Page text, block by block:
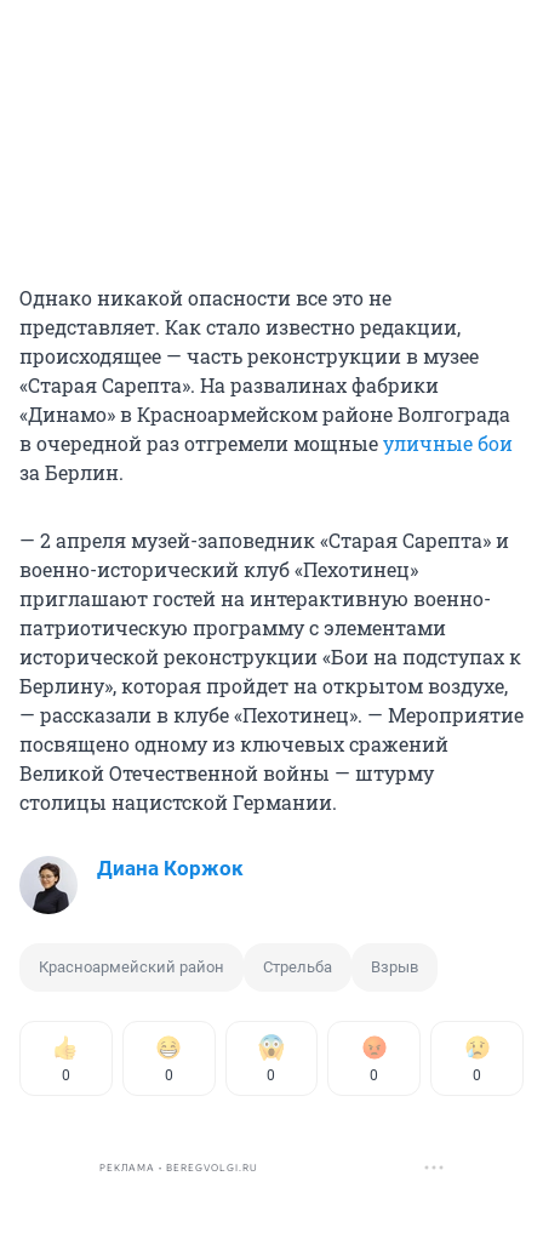
Однако никакой опасности все это не
представляет. Как стало известно редакции,
происходящее — часть реконструкции в музее
«Старая Сарепта». На развалинах фабрики
«Динамо» в Красноармейском районе Волгограда
в очередной раз отгремели мощныеуличные бои
за Берлин.
— 2 апреля музей-заповедник «Старая Сарепта» и
военно-исторический клуб «Пехотинец»
приглашают гостей на интерактивную военно-
патриотическую программу с элементами
исторической реконструкции «Бои на подступах к
Берлину», которая пройдет на открытом воздухе,
— рассказали в клубе «Пехотинец». — Мероприятие
посвящено одному из ключевых сражений
Великой Отечественной войны — штурму
столицы нацистской Германии.
Диана Коржок
Красноармейский район Стрельба Взрыв
0 0 0 0 0
РЕКЛАМА • BEREGVOLGI.RU